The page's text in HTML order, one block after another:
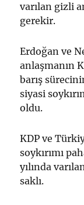
varılan gizli
gerekir.
Erdoğan ve
anlaşmanın
barış
siyasi
oldu.
KDP ve
soykırımı
yılında
saklı.